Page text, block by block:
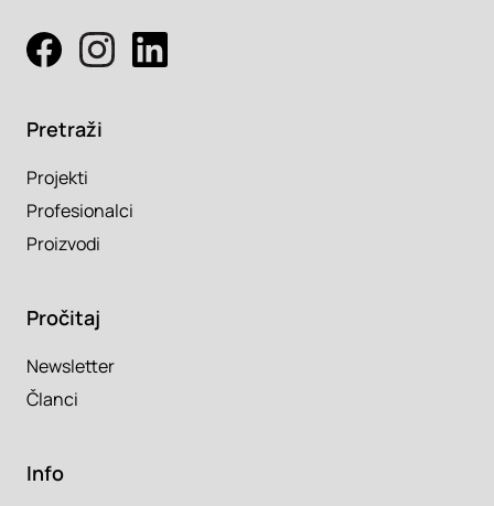
Pretraži
Projekti
Profesionalci
Proizvodi
Pročitaj
Newsletter
Članci
Info